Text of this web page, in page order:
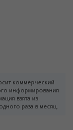
коммерческий
информирования
взята из
раза в месяц.